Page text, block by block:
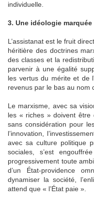
individuelle.
3. Une idéologie
L’assistanat est le fruit
héritière des doctrines
des classes et la
parvenir à une égalité
les vertus du mérite et de
revenus par le bas au nom
Le marxisme, avec sa
les « riches » doivent être
sans considération pour
l’innovation,
avec sa culture politique
sociales, s’est
progressivement toute
d’un État-providence
dynamiser la société,
attend que « l’État paie ».